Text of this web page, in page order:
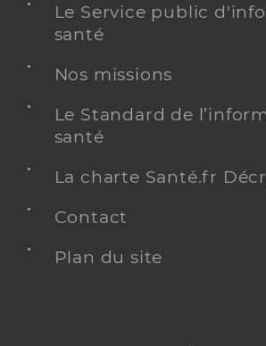
Le Service public
santé
Nos missions
Le Standard de
santé
La charte Santé.fr
Contact
Plan du site